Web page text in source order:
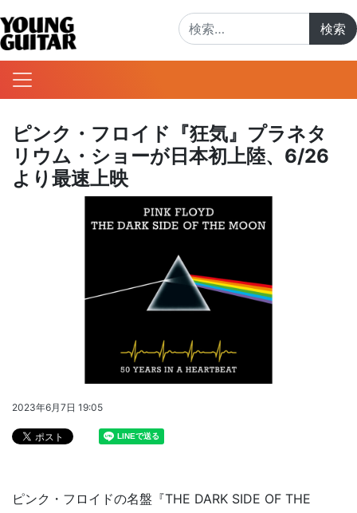
ピンク・フロイド『狂気』プラネタ
リウム・ショーが日本初上陸、6/26
より最速上映
2023年6月7日 19:05
ピンク・フロイドの名盤『THE DARK SIDE OF THE